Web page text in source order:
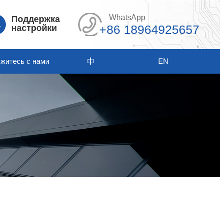
Поддержка
настройки
WhatsApp
+86 18964925657
с нами 中 EN